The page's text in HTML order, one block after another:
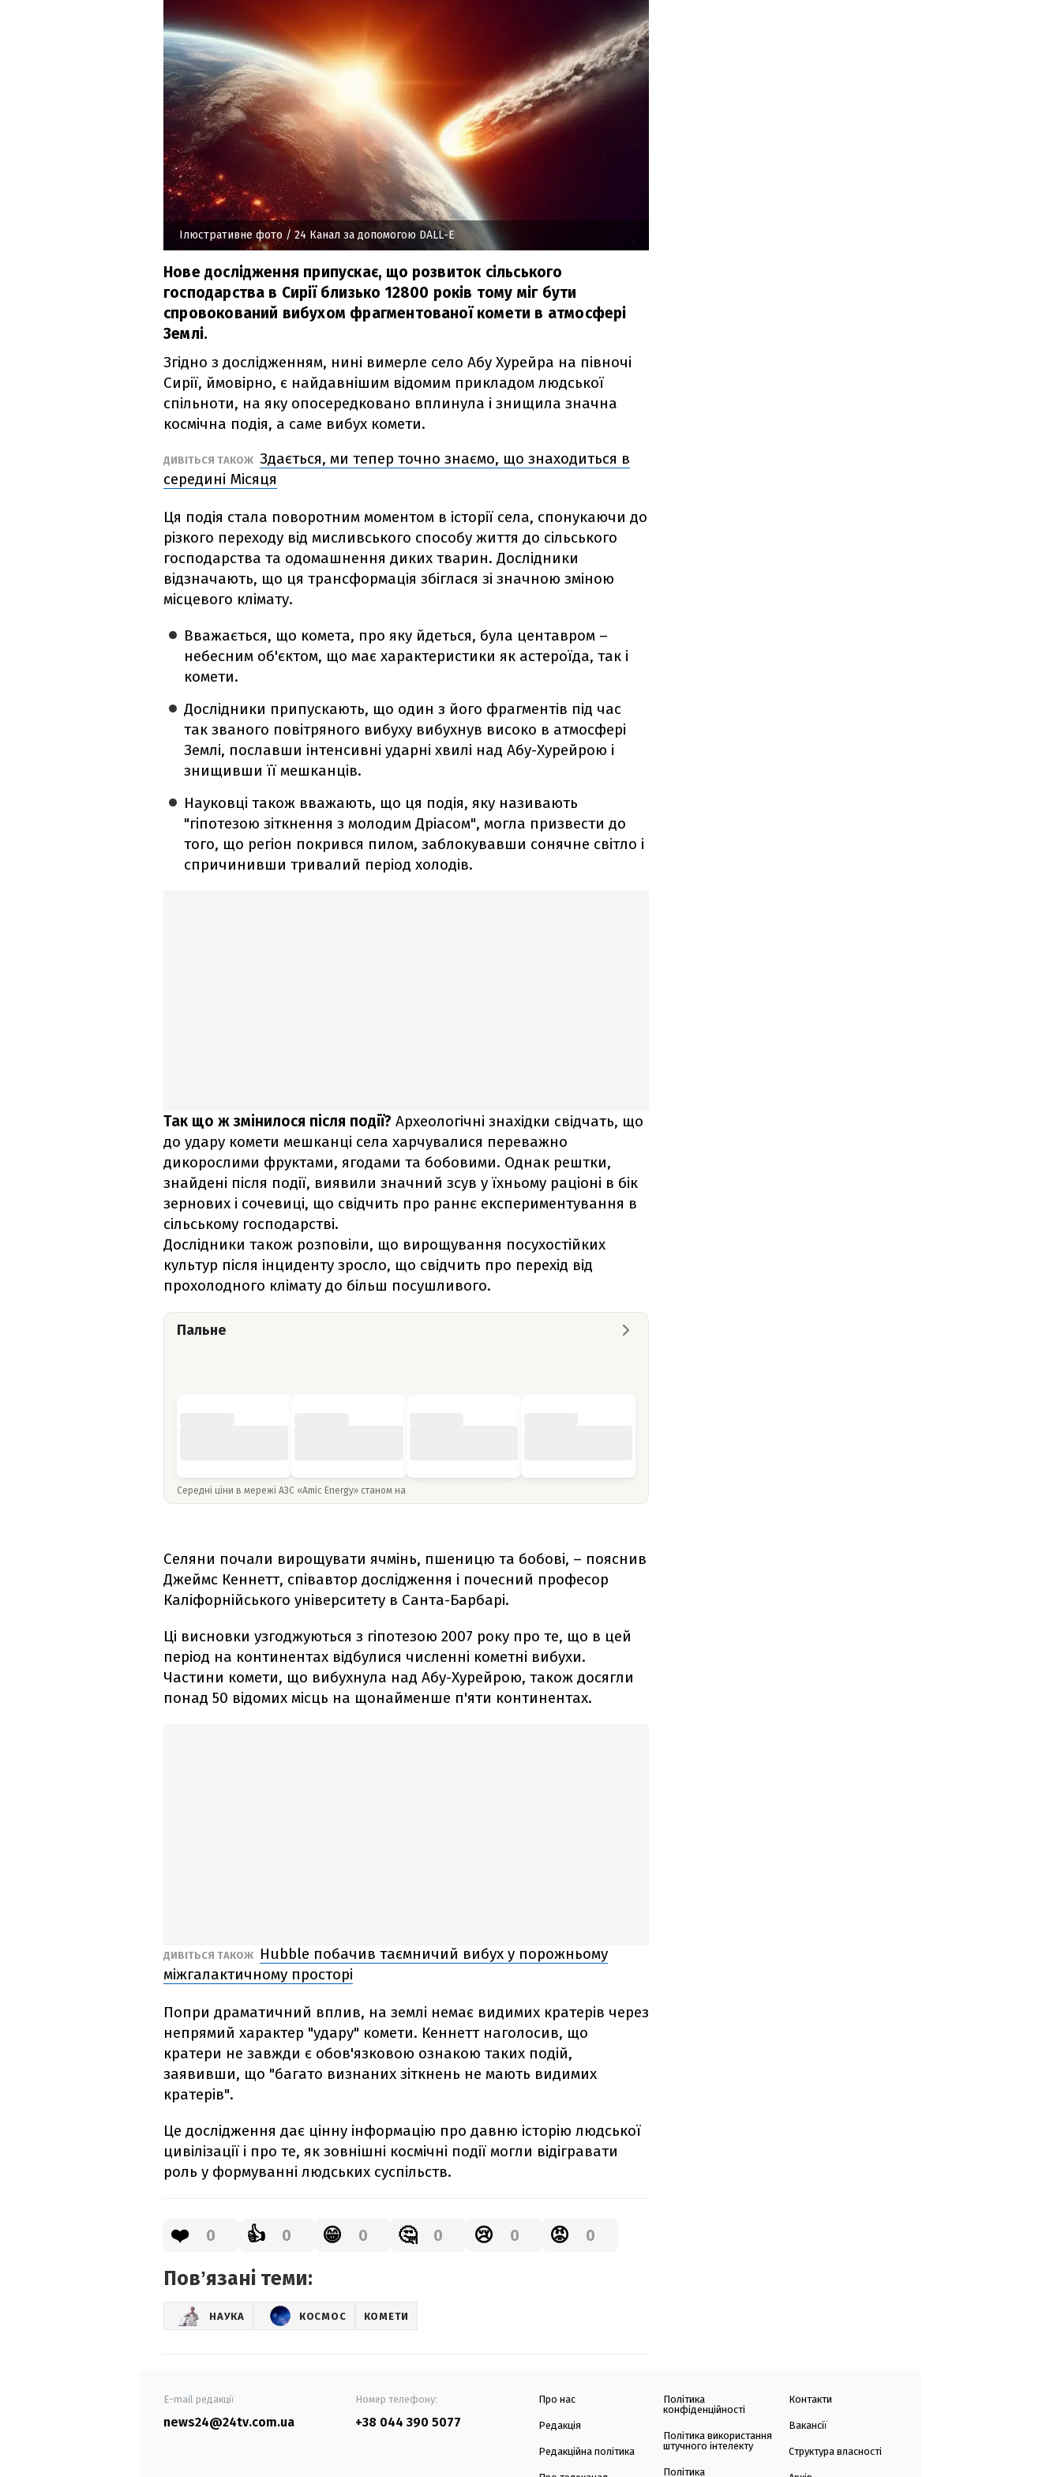
Ілюстративне фото / 24 Канал за допомогою DALL-E
Нове дослідження припускає, що розвиток сільського
господарства в Сирії близько 12800 років тому міг бути
спровокований вибухом фрагментованої комети в атмосфері
Землі.
Згідно з дослідженням, нині вимерле село Абу Хурейра на півночі
Сирії, ймовірно, є найдавнішим відомим прикладом людської
спільноти, на яку опосередковано вплинула і знищила значна
космічна подія, а саме вибух комети.
ДИВІТЬСЯ ТАКОЖ Здається, ми тепер точно знаємо, що знаходиться в
середині Місяця
Ця подія стала поворотним моментом в історії села, спонукаючи до
різкого переходу від мисливського способу життя до сільського
господарства та одомашнення диких тварин. Дослідники
відзначають, що ця трансформація збіглася зі значною зміною
місцевого клімату.
Вважається, що комета, про яку йдеться, була центавром –
небесним об'єктом, що має характеристики як астероїда, так і
комети.
Дослідники припускають, що один з його фрагментів під час
так званого повітряного вибуху вибухнув високо в атмосфері
Землі, пославши інтенсивні ударні хвилі над Абу-Хурейрою і
знищивши її мешканців.
Науковці також вважають, що ця подія, яку називають
"гіпотезою зіткнення з молодим Дріасом", могла призвести до
того, що регіон покрився пилом, заблокувавши сонячне світло і
спричинивши тривалий період холодів.
Так що ж змінилося після події? Археологічні знахідки свідчать, що
до удару комети мешканці села харчувалися переважно
дикорослими фруктами, ягодами та бобовими. Однак рештки,
знайдені після події, виявили значний зсув у їхньому раціоні в бік
зернових і сочевиці, що свідчить про раннє експериментування в
сільському господарстві.
Дослідники також розповіли, що вирощування посухостійких
культур після інциденту зросло, що свідчить про перехід від
прохолодного клімату до більш посушливого.
Пальне
Середні ціни в мережі АЗС «Amic Energy» станом на
Селяни почали вирощувати ячмінь, пшеницю та бобові, – пояснив
Джеймс Кеннетт, співавтор дослідження і почесний професор
Каліфорнійського університету в Санта-Барбарі.
Ці висновки узгоджуються з гіпотезою 2007 року про те, що в цей
період на континентах відбулися численні кометні вибухи.
Частини комети, що вибухнула над Абу-Хурейрою, також досягли
понад 50 відомих місць на щонайменше п'яти континентах.
ДИВІТЬСЯ ТАКОЖ
Hubble побачив таємничий вибух у порожньому
міжгалактичному просторі
Попри драматичний вплив, на землі немає видимих кратерів через
непрямий характер "удару" комети. Кеннетт наголосив, що
кратери не завжди є обов'язковою ознакою таких подій,
заявивши, що "багато визнаних зіткнень не мають видимих
кратерів".
Це дослідження дає цінну інформацію про давню історію людської
цивілізації і про те, як зовнішні космічні події могли відігравати
роль у формуванні людських суспільств.
❤️ 0 👍 0 😁 0 🤔 0 😢 0 😡 0
Повʼязані теми:
НАУКА КОСМОС КОМЕТИ
E-mail редакції
news24@24tv.com.ua
Номер телефону:
+38 044 390 5077
Про нас
Редакція
Редакційна політика
Політика
конфіденційності
Політика використання
штучного інтелекту
Політика
Контакти
Вакансії
Структура власності